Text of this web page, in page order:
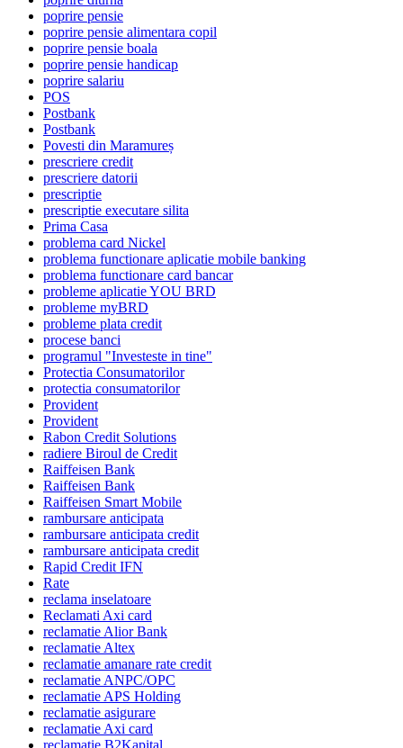
poprire pensie
poprire pensie alimentara copil
poprire pensie boala
poprire pensie handicap
poprire salariu
POS
Postbank
Postbank
Povesti din Maramureș
prescriere credit
prescriere datorii
prescriptie
prescriptie executare silita
Prima Casa
problema card Nickel
problema functionare aplicatie mobile banking
problema functionare card bancar
probleme aplicatie YOU BRD
probleme myBRD
probleme plata credit
procese banci
programul "Investeste in tine"
Protectia Consumatorilor
protectia consumatorilor
Provident
Provident
Rabon Credit Solutions
radiere Biroul de Credit
Raiffeisen Bank
Raiffeisen Bank
Raiffeisen Smart Mobile
rambursare anticipata
rambursare anticipata credit
rambursare anticipata credit
Rapid Credit IFN
Rate
reclama inselatoare
Reclamati Axi card
reclamatie Alior Bank
reclamatie Altex
reclamatie amanare rate credit
reclamatie ANPC/OPC
reclamatie APS Holding
reclamatie asigurare
reclamatie Axi card